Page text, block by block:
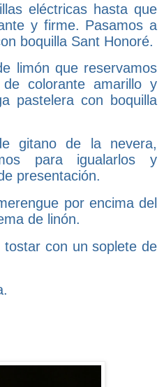
eléctricas hasta que
y firme. Pasamos a
boquilla Sant Honoré.
limón que reservamos
colorante amarillo y
pastelera con boquilla
gitano de la nevera,
para igualarlos y
presentación.
por encima del
de linón.
con un soplete de